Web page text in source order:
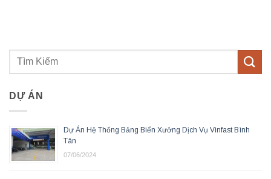
DỰ ÁN
Dự Án Hệ Thống Bảng Biển Xưởng Dịch Vụ Vinfast Bình
Tân
07/06/2024